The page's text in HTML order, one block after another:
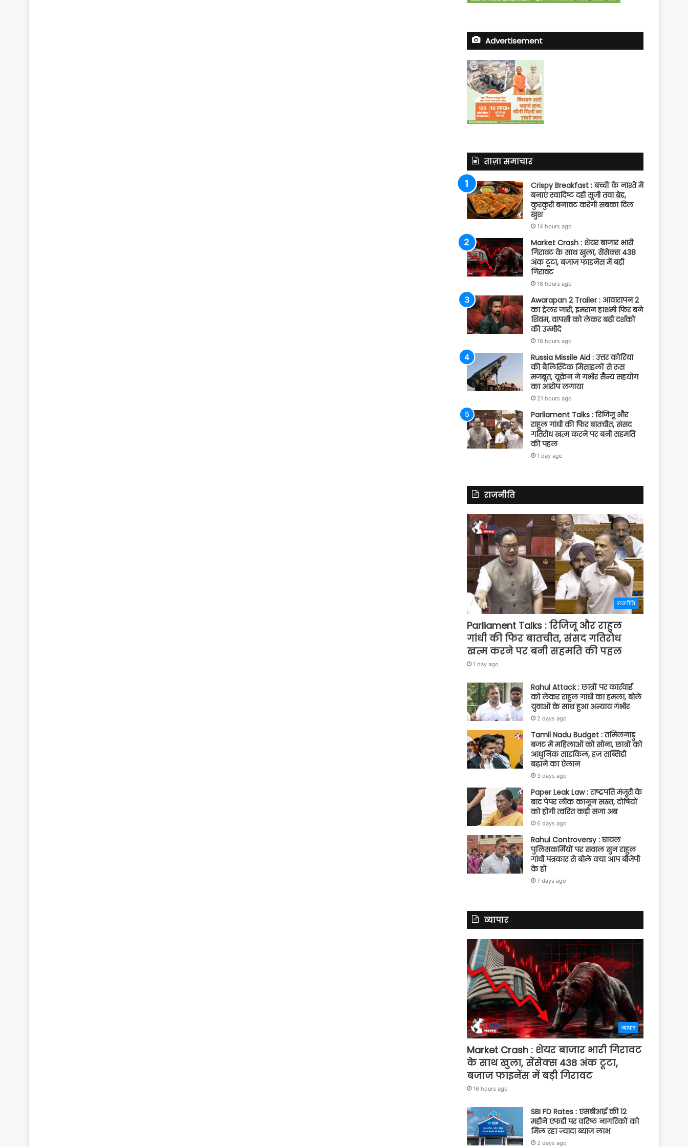
Advertisement
ताज़ा समाचार
Crispy Breakfast : बच्चों के नाश्ते में
बनाएं स्वादिष्ट दही सूजी तवा ब्रेड,
कुरकुरी बनावट करेगी सबका दिल
खुश
14 hours ago
Market Crash : शेयर बाजार भारी
गिरावट के साथ खुला, सेंसेक्स 438
अंक टूटा, बजाज फाइनेंस में बड़ी
गिरावट
16 hours ago
Awarapan 2 Trailer : आवारापन 2
का ट्रेलर जारी, इमरान हाशमी फिर बने
शिवम, वापसी को लेकर बढ़ी दर्शकों
की उम्मीदें
18 hours ago
Russia Missile Aid : उत्तर कोरिया
की बैलिस्टिक मिसाइलों से रूस
मजबूत, यूक्रेन ने गंभीर सैन्य सहयोग
का आरोप लगाया
21 hours ago
Parliament Talks : रिजिजू और
राहुल गांधी की फिर बातचीत, संसद
गतिरोध खत्म करने पर बनी सहमति
की पहल
1 day ago
राजनीति
राजनीति
Parliament Talks : रिजिजू और राहुल
गांधी की फिर बातचीत, संसद गतिरोध
खत्म करने पर बनी सहमति की पहल
1 day ago
Rahul Attack : छात्रों पर कार्रवाई
को लेकर राहुल गांधी का हमला, बोले
युवाओं के साथ हुआ अन्याय गंभीर
2 days ago
Tamil Nadu Budget : तमिलनाडु
बजट में महिलाओं को सोना, छात्रों को
आधुनिक साइकिल, हज सब्सिडी
बढ़ाने का ऐलान
3 days ago
Paper Leak Law : राष्ट्रपति मंजूरी के
बाद पेपर लीक कानून सख्त, दोषियों
को होगी त्वरित कड़ी सजा अब
6 days ago
Rahul Controversy : घायल
पुलिसकर्मियों पर सवाल सुन राहुल
गांधी पत्रकार से बोले क्या आप बीजेपी
के हो
7 days ago
व्यापार
व्यापार
Market Crash : शेयर बाजार भारी गिरावट
के साथ खुला, सेंसेक्स 438 अंक टूटा,
बजाज फाइनेंस में बड़ी गिरावट
16 hours ago
SBI FD Rates : एसबीआई की 12
महीने एफडी पर वरिष्ठ नागरिकों को
मिल रहा ज्यादा ब्याज लाभ
2 days ago